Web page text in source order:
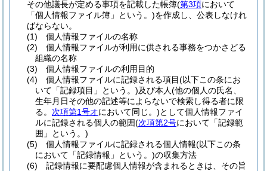
その他議長が定める事項を記載した帳簿(第3項において
「個人情報ファイル簿」という。)を作成し、公表しなけれ
ばならない。
(1)
個人情報ファイルの名称
(2)
個人情報ファイルが利用に供される事務をつかさどる
組織の名称
(3)
個人情報ファイルの利用目的
(4)
個人情報ファイルに記録される項目(以下この条にお
いて「記録項目」という。)及び本人(他の個人の氏名、
生年月日その他の記述等によらないで検索し得る者に限
る。 次項第1号オにおいて同じ。)として個人情報ファイ
ルに記録される個人の範囲(次項第2号において「記録範
囲」という。)
(5)
個人情報ファイルに記録される個人情報(以下この条
において「記録情報」という。)の収集方法
(6)
記録情報に要配慮個人情報が含まれるときは、その旨